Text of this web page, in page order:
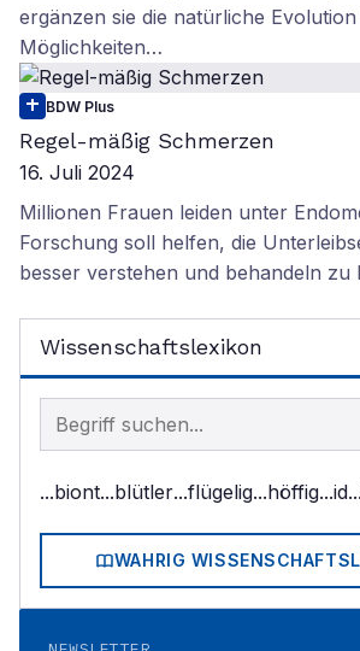
ergänzen sie die natürliche
Möglichkeiten…
BDW Plus
Regel-mäßig Schmerzen
16. Juli 2024
Millionen Frauen leiden unter
Forschung soll helfen, die
besser verstehen und behandeln zu
Wissenschaftslexikon
Begriff im Lexikon suchen
...biont...blütler...flügelig...höffig...id
WAHRIG